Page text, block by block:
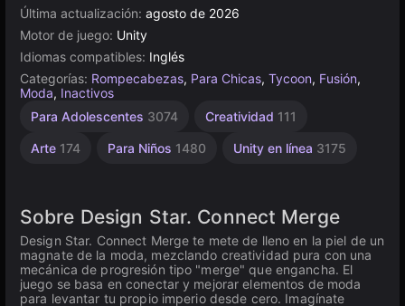
Última actualización: agosto de 2026
Motor de juego: Unity
Idiomas compatibles: Inglés
Categorías: Rompecabezas, Para Chicas, Tycoon, Fusión,
Moda, Inactivos
Para Adolescentes 3074 Creatividad 111
Arte 174 Para Niños 1480 Unity en línea 3175
Sobre Design Star. Connect Merge
Design Star. Connect Merge te mete de lleno en la piel de un
magnate de la moda, mezclando creatividad pura con una
mecánica de progresión tipo "merge" que engancha. El
juego se basa en conectar y mejorar elementos de moda
para levantar tu propio imperio desde cero. Imagínate